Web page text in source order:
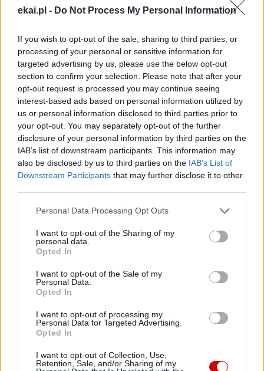
ekai.pl - Do Not Process My Personal Information
If you wish to opt-out of the sale, sharing to third parties, or
processing of your personal or sensitive information for
targeted advertising by us, please use the below opt-out
section to confirm your selection. Please note that after your
opt-out request is processed you may continue seeing
interest-based ads based on personal information utilized by
us or personal information disclosed to third parties prior to
your opt-out. You may separately opt-out of the further
disclosure of your personal information by third parties on the
IAB’s list of downstream participants. This information may
also be disclosed by us to third parties on the IAB’s List of
Downstream Participants that may further disclose it to other
Personal Data Processing Opt Outs
I want to opt-out of the Sharing of my
personal data.
Opted In
I want to opt-out of the Sale of my
Personal Data.
Opted In
I want to opt-out of processing my
Personal Data for Targeted Advertising.
Opted In
I want to opt-out of Collection, Use,
Retention, Sale, and/or Sharing of my
historycznych czy humanistycznych.
Jubileusz, który zobowiązuje
30.edycja Ogólnopolskiego Konkursu Wiedzy Biblijnej jest
nie tylko okazją do podsumowań, ale również spojrzenia
w przyszłość. Jubileusz pokazuje trwałość idei, która od
trzech dekad skutecznie zachęca młodych ludzi do
sięgania po Pismo Święte. W świecie pełnym informacji i
nieustannych zmian konkurs pozostaje przestrzenią, w
której można zatrzymać się nad tekstem Biblii, odkrywać
jego znaczenie i odnajdywać odpowiedzi na pytania
dotyczące wiary, wartości oraz sensu życia.
Trzydzieści lat historii Ogólnopolskiego Konkursu Wiedzy
Biblijnej pokazuje, że zainteresowanie Pismem Świętym
nie słabnie. Wręcz przeciwnie – kolejne pokolenia
młodych ludzi udowadniają, że Biblia wciąż potrafi
inspirować, fascynować i prowadzić do odkrywania
głębszego wymiaru rzeczywistości.
Drogi Czytelniku,